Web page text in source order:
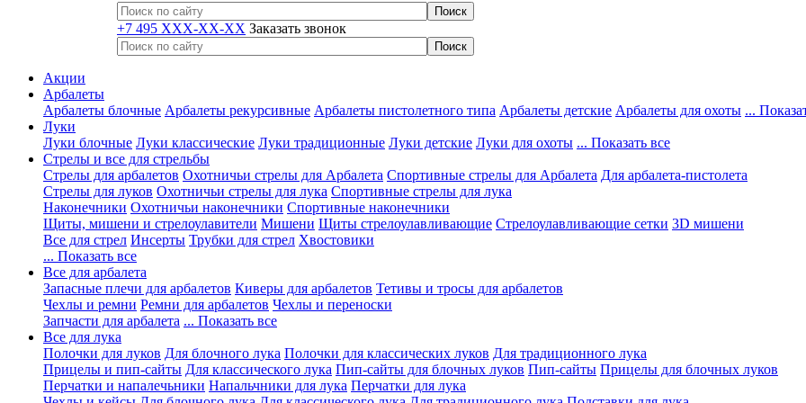
+7 495 XXX-XX-XX Заказать звонок
Акции
Арбалеты
Арбалеты блочные Арбалеты рекурсивные Арбалеты пистолетного типа Арбалеты детские Арбалеты для охоты ...
Луки
Луки блочные Луки классические Луки традиционные Луки детские Луки для охоты ... Показать все
Стрелы и все для стрельбы
Стрелы для арбалетов Охотничьи стрелы для Арбалета Спортивные стрелы для Арбалета Для арбалета-пистолета
Стрелы для луков Охотничьи стрелы для лука Спортивные стрелы для лука
Наконечники Охотничьи наконечники Спортивные наконечники
Щиты, мишени и стрелоулавители Мишени Щиты стрелоулавливающие Стрелоулавливающие сетки 3D мишени
Все для стрел Инсерты Трубки для стрел Хвостовики
... Показать все
Все для арбалета
Запасные плечи для арбалетов Киверы для арбалетов Тетивы и тросы для арбалетов
Чехлы и ремни Ремни для арбалетов Чехлы и переноски
Запчасти для арбалета ... Показать все
Все для лука
Полочки для луков Для блочного лука Полочки для классических луков Для традиционного лука
Прицелы и пип-сайты Для классического лука Пип-сайты для блочных луков Пип-сайты Прицелы для блочных луков
Перчатки и напалечьники Напальчники для лука Перчатки для лука